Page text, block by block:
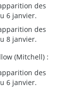
des
6 janvier.
des
8 janvier.
(Mitchell) :
des
6 janvier.